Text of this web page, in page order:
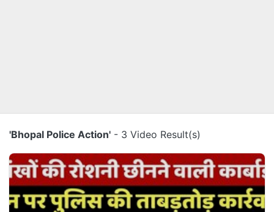
'Bhopal Police Action' - 3 Video Result(s)